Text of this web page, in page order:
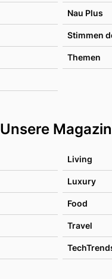
Nau Plus
Stimmen
Themen
Unsere
Living
Luxury
Food
Travel